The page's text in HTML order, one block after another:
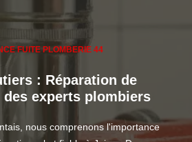
FUITE PLOMBERIE 44
: Réparation de
des experts plombiers
nous comprenons l'importance